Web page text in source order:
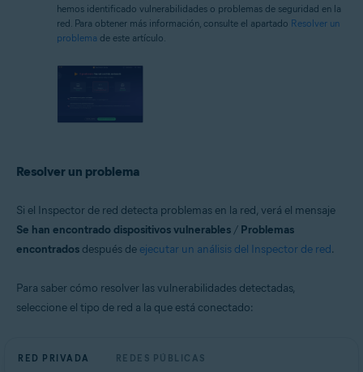
hemos identificado vulnerabilidades o problemas de seguridad en la
red. Para obtener más información, consulte el apartado Resolver un
problema de este artículo.
Resolver un problema
Si el Inspector de red detecta problemas en la red, verá el mensaje
Se han encontrado dispositivos vulnerables / Problemas
encontrados después de ejecutar un análisis del Inspector de red.
Para saber cómo resolver las vulnerabilidades detectadas,
seleccione el tipo de red a la que está conectado:
RED PRIVADA REDES PÚBLICAS